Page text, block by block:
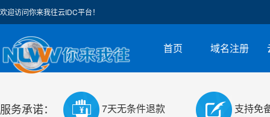
欢迎访问你来我往云IDC平台！
首页 域名注册
服务承诺： 7天无条件退款 支持免